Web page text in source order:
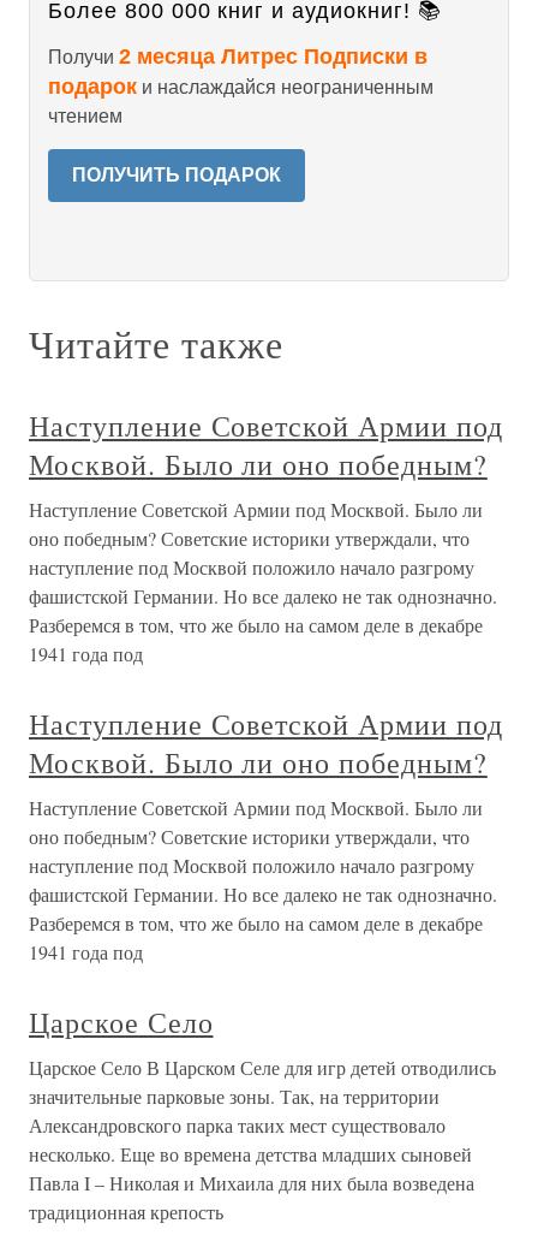
Более 800 000 книг и аудиокниг! 📚
Получи 2 месяца Литрес Подписки в
подарок и наслаждайся неограниченным
чтением
ПОЛУЧИТЬ ПОДАРОК
Читайте также
Наступление Советской Армии под
Москвой. Было ли оно победным?
Наступление Советской Армии под Москвой. Было ли
оно победным? Советские историки утверждали, что
наступление под Москвой положило начало разгрому
фашистской Германии. Но все далеко не так однозначно.
Разберемся в том, что же было на самом деле в декабре
1941 года под
Наступление Советской Армии под
Москвой. Было ли оно победным?
Наступление Советской Армии под Москвой. Было ли
оно победным? Советские историки утверждали, что
наступление под Москвой положило начало разгрому
фашистской Германии. Но все далеко не так однозначно.
Разберемся в том, что же было на самом деле в декабре
1941 года под
Царское Село
Царское Село В Царском Селе для игр детей отводились
значительные парковые зоны. Так, на территории
Александровского парка таких мест существовало
несколько. Еще во времена детства младших сыновей
Павла I – Николая и Михаила для них была возведена
традиционная крепость